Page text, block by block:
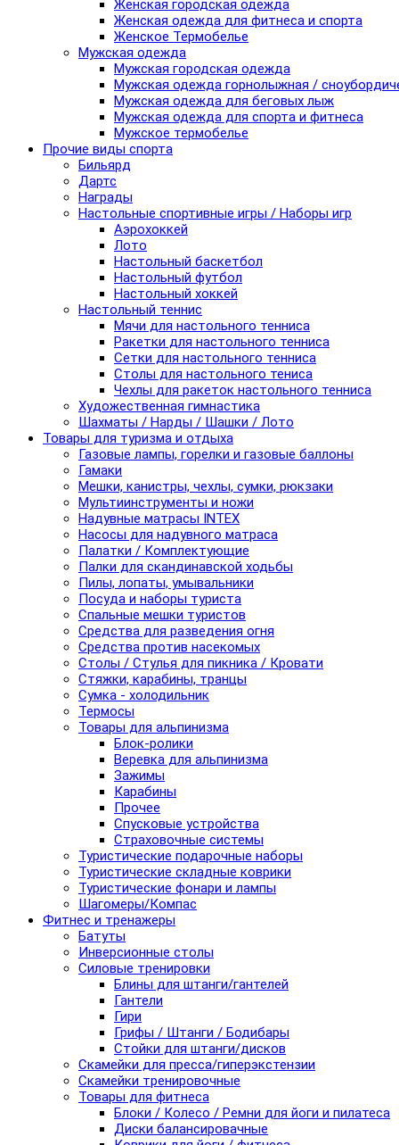
Женская городская одежда
Женская одежда для фитнеса и спорта
Женское Термобелье
Мужская одежда
Мужская городская одежда
Мужская одежда горнолыжная /
Мужская одежда для беговых лыж
Мужская одежда для спорта и фитнеса
Мужское термобелье
Прочие виды спорта
Бильярд
Дартс
Награды
Настольные спортивные игры / Наборы игр
Аэрохоккей
Лото
Настольный баскетбол
Настольный футбол
Настольный хоккей
Настольный теннис
Мячи для настольного тенниса
Ракетки для настольного тенниса
Сетки для настольного тенниса
Столы для настольного тениса
Чехлы для ракеток настольного тенниса
Художественная гимнастика
Шахматы / Нарды / Шашки / Лото
Товары для туризма и отдыха
Газовые лампы, горелки и газовые баллоны
Гамаки
Мешки, канистры, чехлы, сумки, рюкзаки
Мультиинструменты и ножи
Надувные матрасы INTEX
Насосы для надувного матраса
Палатки / Комплектующие
Палки для скандинавской ходьбы
Пилы, лопаты, умывальники
Посуда и наборы туриста
Спальные мешки туристов
Средства для разведения огня
Средства против насекомых
Столы / Стулья для пикника / Кровати
Стяжки, карабины, транцы
Сумка - холодильник
Термосы
Товары для альпинизма
Блок-ролики
Веревка для альпинизма
Зажимы
Карабины
Прочее
Спусковые устройства
Страховочные системы
Туристические подарочные наборы
Туристические складные коврики
Туристические фонари и лампы
Шагомеры/Компас
Фитнес и тренажеры
Батуты
Инверсионные столы
Силовые тренировки
Блины для штанги/гантелей
Гантели
Гири
Грифы / Штанги / Бодибары
Стойки для штанги/дисков
Скамейки для пресса/гиперэкстензии
Скамейки тренировочные
Товары для фитнеса
Блоки / Колесо / Ремни для йоги и пилатеса
Диски балансировачные